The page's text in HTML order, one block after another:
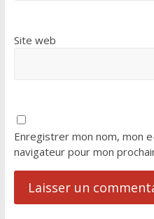
Site web
Enregistrer mon nom, mon
navigateur pour mon